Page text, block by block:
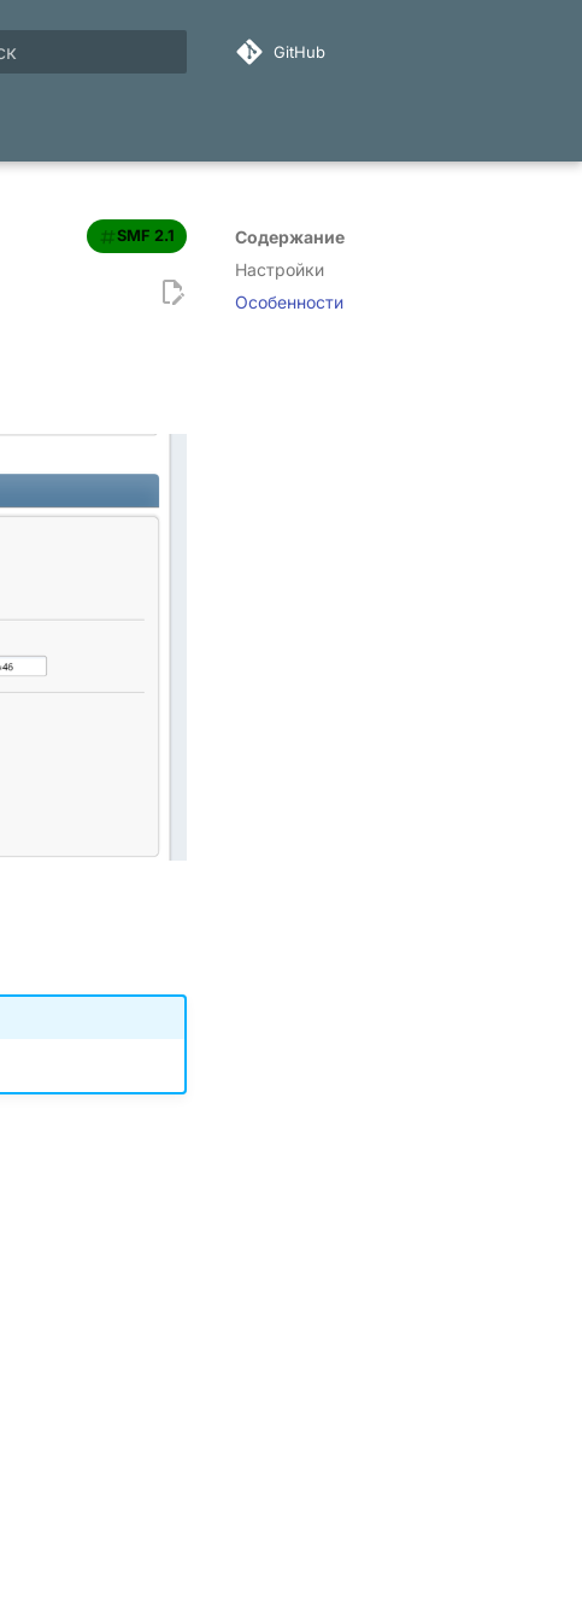
GitHub
Содержание
Настройки
Особенности
SMF 2.1